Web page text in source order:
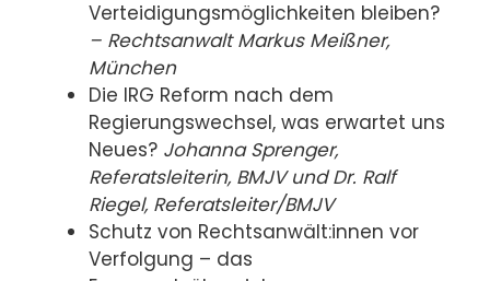
Verteidigungsmöglichkeiten bleiben?
– Rechtsanwalt Markus Meißner,
München
Die IRG Reform nach dem
Regierungswechsel, was erwartet uns
Neues? Johanna Sprenger,
Referatsleiterin, BMJV und Dr. Ralf
Riegel, Referatsleiter/BMJV
Schutz von Rechtsanwält:innen vor
Verfolgung – das